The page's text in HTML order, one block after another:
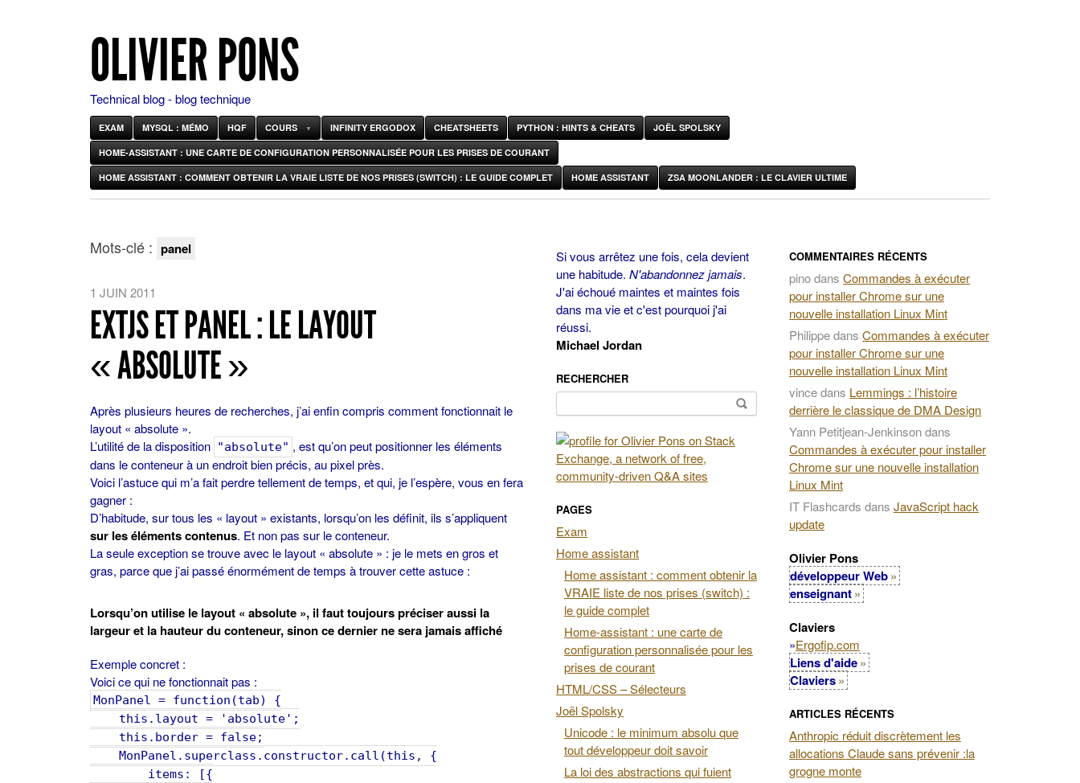
OLIVIER PONS
Technical blog - blog technique
EXAM MYSQL : MÉMO HQF COURS INFINITY ERGODOX CHEATSHEETS PYTHON : HINTS & CHEATS JOËL SPOLSKY
HOME-ASSISTANT : UNE CARTE DE CONFIGURATION PERSONNALISÉE POUR LES PRISES DE COURANT
HOME ASSISTANT : COMMENT OBTENIR LA VRAIE LISTE DE NOS PRISES (SWITCH) : LE GUIDE COMPLET HOME ASSISTANT ZSA MOONLANDER : LE CLAVIER ULTIME
Mots-clé : panel
1 JUIN 2011
EXTJS ET PANEL : LE LAYOUT
« ABSOLUTE »
Après plusieurs heures de recherches, j’ai enfin compris comment fonctionnait le
layout « absolute ».
L’utilité de la disposition "absolute" , est qu’on peut positionner les éléments
dans le conteneur à un endroit bien précis, au pixel près.
Voici l’astuce qui m’a fait perdre tellement de temps, et qui, je l’espère, vous en fera
gagner :
D’habitude, sur tous les « layout » existants, lorsqu’on les définit, ils s’appliquent
sur les éléments contenus. Et non pas sur le conteneur.
La seule exception se trouve avec le layout « absolute » : je le mets en gros et
gras, parce que j’ai passé énormément de temps à trouver cette astuce :
Lorsqu’on utilise le layout « absolute », il faut toujours préciser aussi la
largeur et la hauteur du conteneur, sinon ce dernier ne sera jamais affiché
Exemple concret :
Voici ce qui ne fonctionnait pas :
MonPanel = function(tab) {
this.layout = 'absolute';
this.border = false;
MonPanel.superclass.constructor.call(this, {
items: [{
Si vous arrêtez une fois, cela devient
une habitude. N'abandonnez jamais.
J'ai échoué maintes et maintes fois
dans ma vie et c'est pourquoi j'ai
réussi.
Michael Jordan
RECHERCHER
PAGES
Exam
Home assistant
Home assistant : comment obtenir la
VRAIE liste de nos prises (switch) :
le guide complet
Home-assistant : une carte de
configuration personnalisée pour les
prises de courant
HTML/CSS – Sélecteurs
Joël Spolsky
Unicode : le minimum absolu que
tout développeur doit savoir
La loi des abstractions qui fuient
COMMENTAIRES RÉCENTS
pinodans Commandes à exécuter
pour installer Chrome sur une
nouvelle installation Linux Mint
Philippedans Commandes à exécuter
pour installer Chrome sur une
nouvelle installation Linux Mint
vincedans Lemmings : l’histoire
derrière le classique de DMA Design
Yann Petitjean-Jenkinsondans
Commandes à exécuter pour installer
Chrome sur une nouvelle installation
Linux Mint
IT Flashcards dans JavaScript hack
update
Olivier Pons
développeur Web
enseignant
Claviers
»Ergofip.com
Liens d'aide
Claviers
ARTICLES RÉCENTS
Anthropic réduit discrètement les
allocations Claude sans prévenir :la
grogne monte